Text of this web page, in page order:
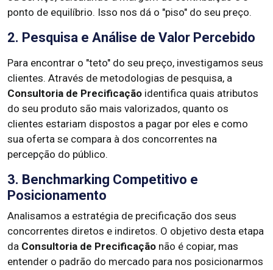
ponto de equilíbrio. Isso nos dá o "piso" do seu preço.
2. Pesquisa e Análise de Valor Percebido
Para encontrar o "teto" do seu preço, investigamos seus
clientes. Através de metodologias de pesquisa, a
Consultoria de Precificação identifica quais atributos
do seu produto são mais valorizados, quanto os
clientes estariam dispostos a pagar por eles e como
sua oferta se compara à dos concorrentes na
percepção do público.
3. Benchmarking Competitivo e
Posicionamento
Analisamos a estratégia de precificação dos seus
concorrentes diretos e indiretos. O objetivo desta etapa
da Consultoria de Precificação não é copiar, mas
entender o padrão do mercado para nos posicionarmos